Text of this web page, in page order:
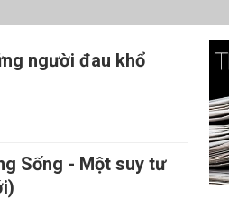
người đau khổ
Sống - Một suy tư